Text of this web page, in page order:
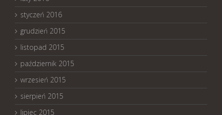
styczeń 2016
grudzień 2015
listopad 2015
październik 2015
wrzesień 2015
sierpień 2015
lipiec 2015